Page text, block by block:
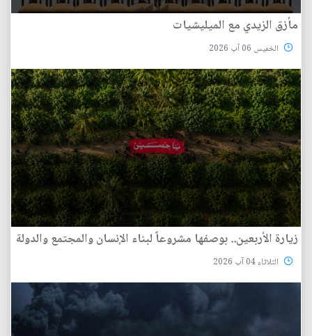
مأزق الزيدي مع الميليشيات
الخميس 06 آب 2026
زيارة الأربعين.. بوصفها مشروعاً لبناء الإنسان والمجتمع والدولة
الثلاثاء 04 آب 2026